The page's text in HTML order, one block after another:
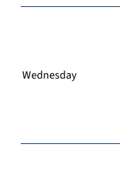
Wednesday